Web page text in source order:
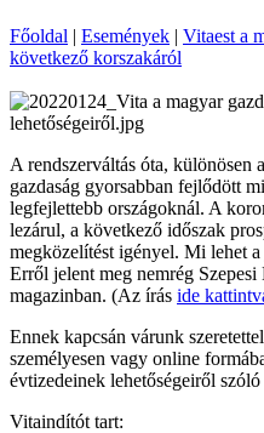
Főoldal | Események | Vitaest a
következő korszakáról
A rendszerváltás óta, különösen
gazdaság gyorsabban fejlődött
legfejlettebb országoknál. A
lezárul, a következő időszak
megközelítést igényel. Mi lehet
Erről jelent meg nemrég
magazinban. (Az írás ide
Ennek kapcsán várunk
személyesen vagy online
évtizedeinek lehetőségeiről
Vitaindítót tart: